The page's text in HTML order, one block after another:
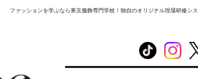
ファッションを学ぶなら東京服飾専門学校！独自のオリジナル現場研修シ